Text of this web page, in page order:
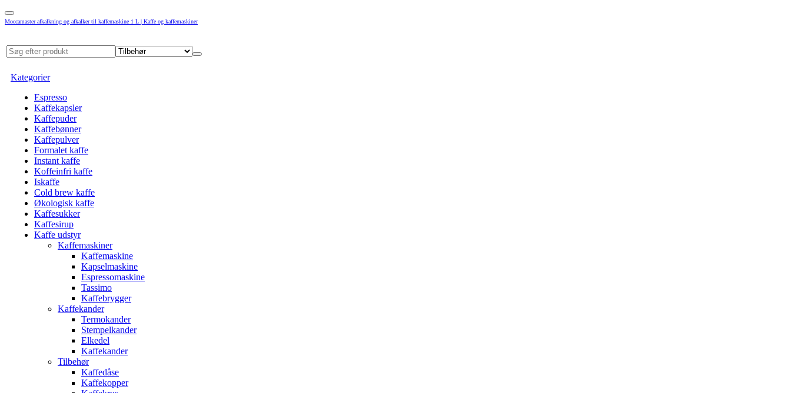
Moccamaster afkalkning og afkalker til kaffemaskine 1 L | Kaffe og kaffemaskiner
Kategorier
Espresso
Kaffekapsler
Kaffepuder
Kaffebønner
Kaffepulver
Formalet kaffe
Instant kaffe
Koffeinfri kaffe
Iskaffe
Cold brew kaffe
Økologisk kaffe
Kaffesukker
Kaffesirup
Kaffe udstyr
Kaffemaskiner
Kaffemaskine
Kapselmaskine
Espressomaskine
Tassimo
Kaffebrygger
Kaffekander
Termokander
Stempelkander
Elkedel
Kaffekander
Tilbehør
Kaffedåse
Kaffekopper